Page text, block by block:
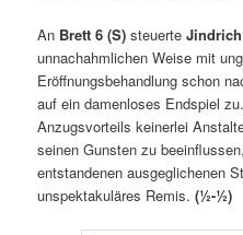
An Brett 6 (S) steuerte
unnachahmlichen Weise mit
Eröffnungsbehandlung schon
auf ein damenloses Endspiel
Anzugsvorteils keinerlei
seinen Gunsten zu
entstandenen ausgeglichenen
unspektakuläres Remis.(½-½)